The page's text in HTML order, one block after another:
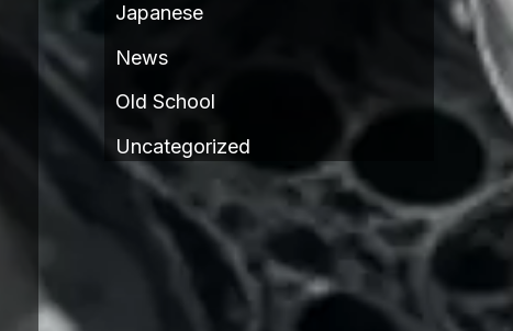
Japanese
News
Old School
Uncategorized